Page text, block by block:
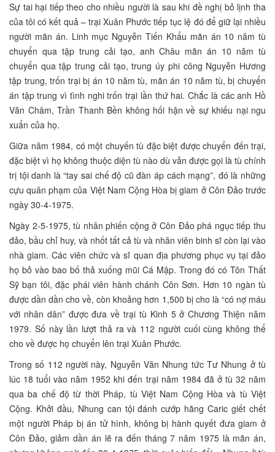
Sự tai hại tiếp theo cho nhiều người là sau khi đề nghị bỏ lịnh tha
của tôi có kết quả – trại Xuân Phước tiếp tục lệ đó để giữ lại nhiều
người mãn án. Linh mục Nguyễn Tiến Khẩu mãn án 10 năm tù
chuyển qua tập trung cải tạo, anh Châu mãn án 10 năm tù
chuyển qua tập trung cải tạo, trung úy phi công Nguyễn Hương
tập trung, trốn trại bị án 10 năm tù, mãn án 10 năm tù, bị chuyển
án tập trung vì tình nghi trốn trại lần thứ hai. Chắc là các anh Hồ
Văn Châm, Trần Thanh Bền không hối hận về sự khiếu nại ngu
xuẩn của họ.
Giữa năm 1984, có một chuyến tù đặc biệt được chuyển đến trại,
đặc biệt vì họ không thuộc diện tù nào dù vẫn được gọi là tù chính
trị tội danh là “tay sai chế độ cũ đàn áp cách mạng”, đó là những
cựu quân phạm của Việt Nam Cộng Hòa bị giam ở Côn Đảo trước
ngày 30-4-1975.
Ngày 2-5-1975, tù nhân phiến cộng ở Côn Đảo phá ngục tiếp thu
đảo, bầu chỉ huy, và nhốt tất cả tù và nhân viên binh sĩ còn lại vào
nhà giam. Các viên chức và sĩ quan địa phương phục vụ tại đảo
họ bỏ vào bao bố thả xuống mũi Cá Mập. Trong đó có Tôn Thất
Sỹ bạn tôi, đặc phái viên hành chánh Côn Sơn. Hơn 10 ngàn tù
được dần dần cho về, còn khoảng hơn 1,500 bị cho là “có nợ máu
với nhân dân” được đưa về trại tù Kinh 5 ở Chương Thiện năm
1979. Số này lần lượt thả ra và 112 người cuối cùng không thể
cho về được họ chuyển lên trại Xuân Phước.
Trong số 112 người này, Nguyễn Văn Nhung tức Tư Nhung ở tù
lúc 18 tuổi vào năm 1952 khi đến trại năm 1984 đã ở tù 32 năm
qua ba chế độ từ thời Pháp, tù Việt Nam Cộng Hòa và tù Việt
Cộng. Khởi đầu, Nhung can tội đánh cướp hãng Caric giết chết
một người Pháp bị án tử hình, không bị hành quyết đưa giam ở
Côn Đảo, giảm dần án lẽ ra đến tháng 7 năm 1975 là mãn án,